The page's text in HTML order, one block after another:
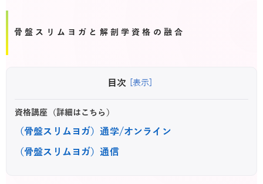
骨盤スリムヨガと解剖学資格の融合
目次 [表示]
資格講座（詳細はこちら）
（骨盤スリムヨガ）通学/オンライン
（骨盤スリムヨガ）通信